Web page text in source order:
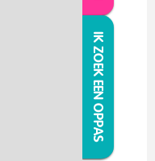
IK ZOEK EEN OPPAS